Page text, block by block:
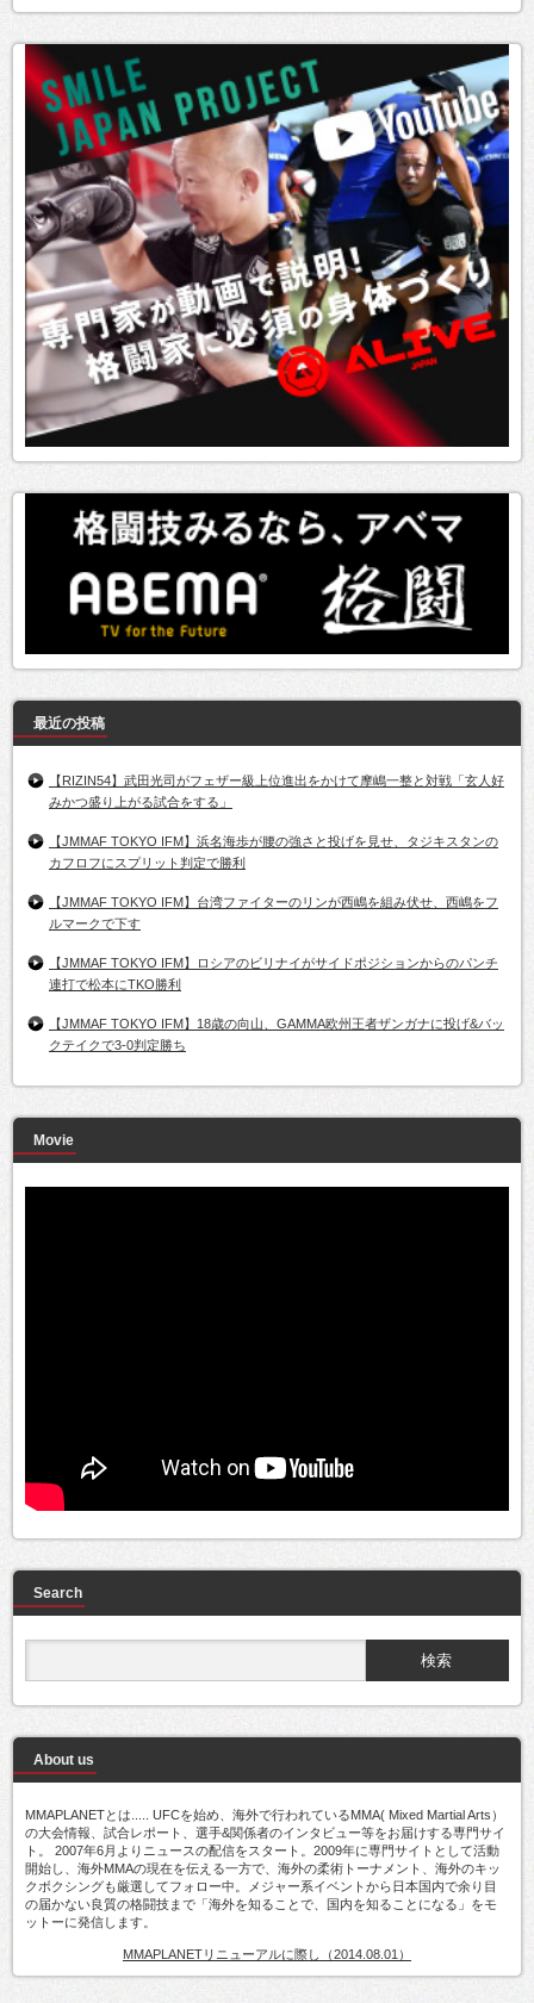
最近の投稿
【RIZIN54】武田光司がフェザー級上位進出をかけて摩嶋一整と対戦「玄人好
みかつ盛り上がる試合をする」
【JMMAF TOKYO IFM】浜名海歩が腰の強さと投げを見せ、タジキスタンの
カフロフにスプリット判定で勝利
【JMMAF TOKYO IFM】台湾ファイターのリンが西嶋を組み伏せ、西嶋をフ
ルマークで下す
【JMMAF TOKYO IFM】ロシアのビリナイがサイドポジションからのパンチ
連打で松本にTKO勝利
【JMMAF TOKYO IFM】18歳の向山、GAMMA欧州王者ザンガナに投げ&バッ
クテイクで3-0判定勝ち
Movie
Search
About us
MMAPLANETとは..... UFCを始め、海外で行われているMMA( Mixed Martial Arts）
の大会情報、試合レポート、選手&関係者のインタビュー等をお届けする専門サイ
ト。 2007年6月よりニュースの配信をスタート。2009年に専門サイトとして活動
開始し、海外MMAの現在を伝える一方で、海外の柔術トーナメント、海外のキッ
クボクシングも厳選してフォロー中。メジャー系イベントから日本国内で余り目
の届かない良質の格闘技まで「海外を知ることで、国内を知ることになる」をモ
ットーに発信します。
MMAPLANETリニューアルに際し（2014.08.01）